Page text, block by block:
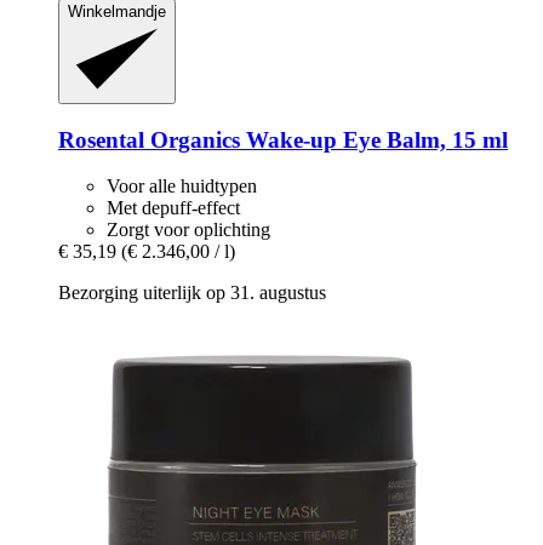
Winkelmandje
Rosental Organics Wake-​up Eye Balm, 15 ml
Voor alle huidtypen
Met depuff-effect
Zorgt voor oplichting
€ 35,19 (€ 2.346,00 / l)
Bezorging uiterlijk op 31. augustus